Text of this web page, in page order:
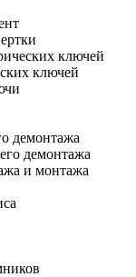
ключей
ключей
демонтажа
демонтажа
и монтажа